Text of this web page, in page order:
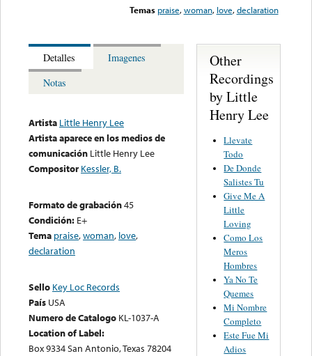
Temas praise,woman, love,declaration
Detalles
Imagenes
Notas
Artista Little Henry Lee
Artista aparece en los medios de
comunicación Little Henry Lee
Compositor Kessler, B.
Formato de grabación45
Condición: E+
Tema praise,woman, love,
declaration
Sello Key Loc Records
País USA
Numero de Catalogo KL-1037-A
Location of Label:
Box 9334 San Antonio, Texas 78204
Other
Recordings
by Little
Henry Lee
Llevate
Todo
De Donde
Salistes Tu
Give Me A
Little
Loving
Como Los
Meros
Hombres
Ya No Te
Quemes
Mi Nombre
Completo
Este Fue Mi
Adios